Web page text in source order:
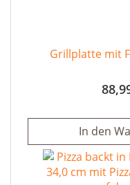
Grillplatte mit
In den